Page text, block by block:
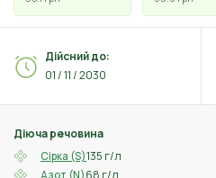
Діюча речовина
Сірка (S)135 г/л
Азот (N) 68 г/л
Дійсний до:
01 / 11 / 2030